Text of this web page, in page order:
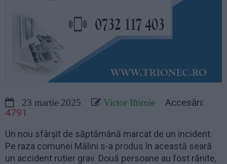
23 martie 2025 Victor Iftimie
Accesări:
4791
Un nou sfârșit de săptămână marcat de un incident.
Pe raza comunei Mălini s-a produs în această seară
un accident rutier grav. Două persoane au fost rănite,